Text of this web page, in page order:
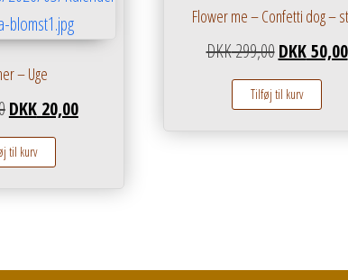
– Uge
Den oprindelige pris var: DKK 50,00.
DKK20,00Den aktuelle pris er: DKK 20,00.
til kurv
Flower me – Confetti dog –
DKK299,00 Den
DKK50,00
Tilføj til kurv